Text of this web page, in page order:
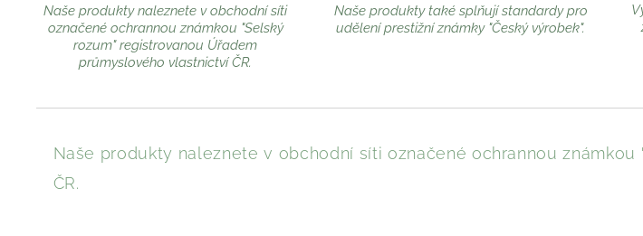
Naše produkty naleznete v obchodní síti
označené ochrannou známkou "Selský
rozum" registrovanou Úřadem
průmyslového vlastnictví ČR.
Naše produkty také splňují standardy pro
udělení prestižní známky "Český výrobek".
Naše produkty naleznete v obchodní síti označené ochrannou známkou
ČR.